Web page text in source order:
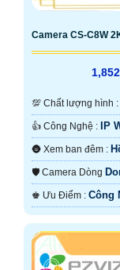
Camera CS-C8W
💯 Chất lượng hình :
👍 Công Nghệ : IP
🌚 Xem ban đêm :
🛡 Camera Dòng
️♚ Ưu Điểm : Công